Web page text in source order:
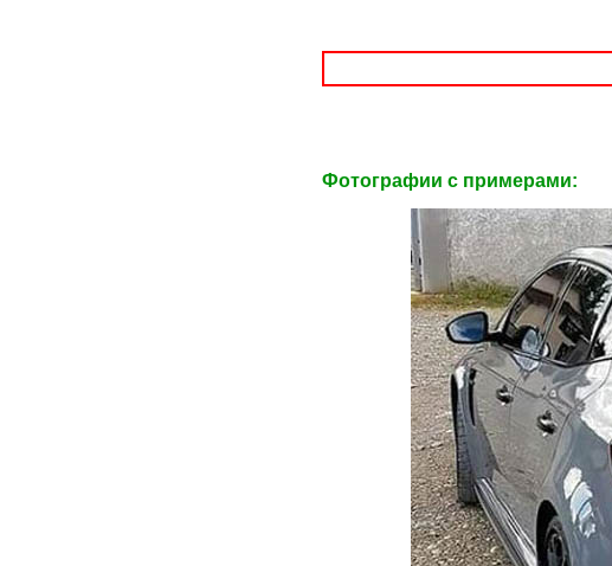
Фотографии c примерами: